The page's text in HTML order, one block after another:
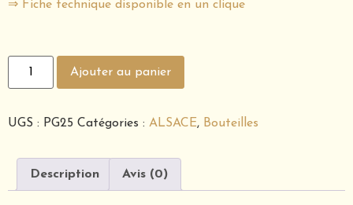
⇒ Fiche technique disponible en un clique
Ajouter au panier
UGS : PG25 Catégories : ALSACE, Bouteilles
Description Avis (0)